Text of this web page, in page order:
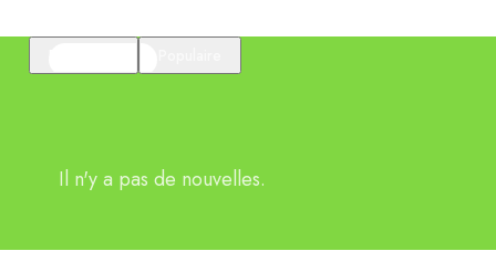
Il n'y a pas de nouvelles.